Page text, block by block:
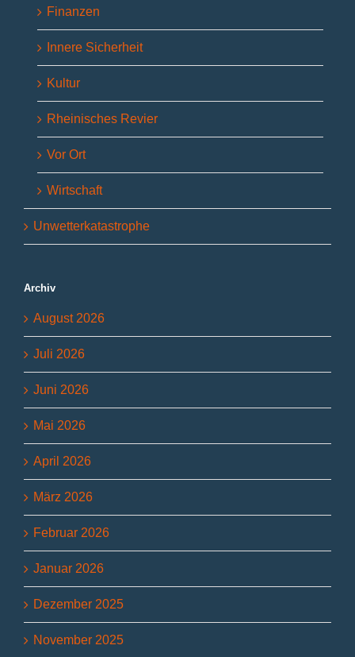
Finanzen
Innere Sicherheit
Kultur
Rheinisches Revier
Vor Ort
Wirtschaft
Unwetterkatastrophe
Archiv
August 2026
Juli 2026
Juni 2026
Mai 2026
April 2026
März 2026
Februar 2026
Januar 2026
Dezember 2025
November 2025